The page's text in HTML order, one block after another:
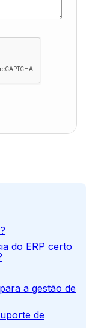
do ERP certo
a gestão de
de